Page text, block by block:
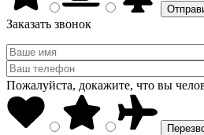
Заказать звонок
Пожалуйста, докажите, что вы